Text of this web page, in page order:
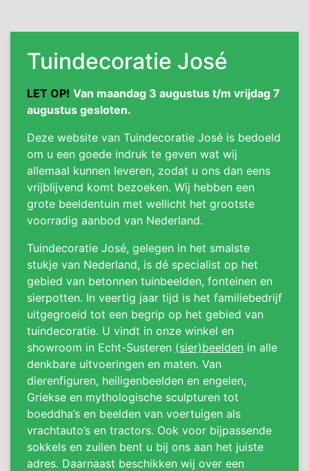
Tuindecoratie José
LET OP! Van maandag 3 augustus t/m vrijdag 7
augustus gesloten.
Deze website van Tuindecoratie José is bedoeld
om u een goede indruk te geven wat wij
allemaal kunnen leveren, zodat u ons dan eens
vrijblijvend komt bezoeken. Wij hebben een
grote beeldentuin met wellicht het grootste
voorradig aanbod van Nederland.
Tuindecoratie José, gelegen in het smalste
stukje van Nederland, is dé specialist op het
gebied van betonnen tuinbeelden, fonteinen en
sierpotten. In veertig jaar tijd is het familiebedrijf
uitgegroeid tot een begrip op het gebied van
tuindecoratie. U vindt in onze winkel en
showroom in Echt-Susteren (sier)beelden in alle
denkbare uitvoeringen en maten. Van
dierenfiguren, heiligenbeelden en engelen,
Griekse en mythologische sculpturen tot
boeddha’s en beelden van voertuigen als
vrachtauto’s en tractors. Ook voor bijpassende
sokkels en zuilen bent u bij ons aan het juiste
adres. Daarnaast beschikken wij over een